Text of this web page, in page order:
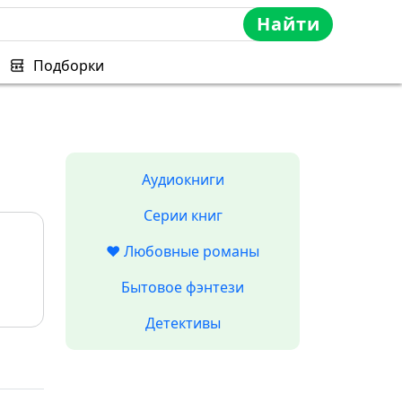
Найти
Подборки
Аудиокниги
Серии книг
❤️ Любовные романы
Бытовое фэнтези
Детективы